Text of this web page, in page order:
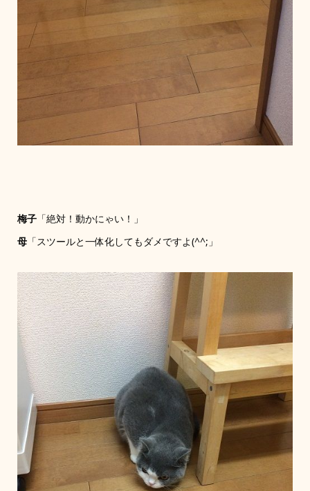
梅子「絶対！動かにゃい！」
母「スツールと一体化してもダメですよ(^^;」